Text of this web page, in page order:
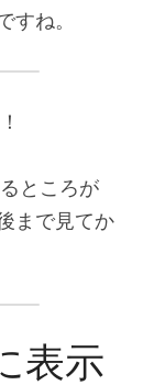
すね。
ところが
まで見てか
表示